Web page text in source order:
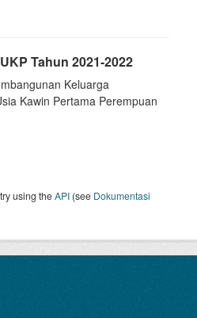
Tahun 2021-2022
Keluarga
Kawin Pertama Perempuan
using theAPI (see Dokumentasi